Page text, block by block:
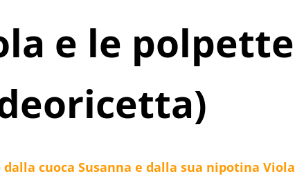
e le polpette
cuoca Susanna e dalla sua nipotina Viola